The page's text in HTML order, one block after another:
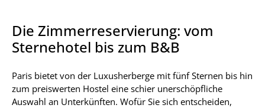
Die Zimmerreservierung: vom
Sternehotel bis zum B&B
Paris bietet von der Luxusherberge mit fünf Sternen bis hin
zum preiswerten Hostel eine schier unerschöpfliche
Auswahl an Unterkünften. Wofür Sie sich entscheiden,